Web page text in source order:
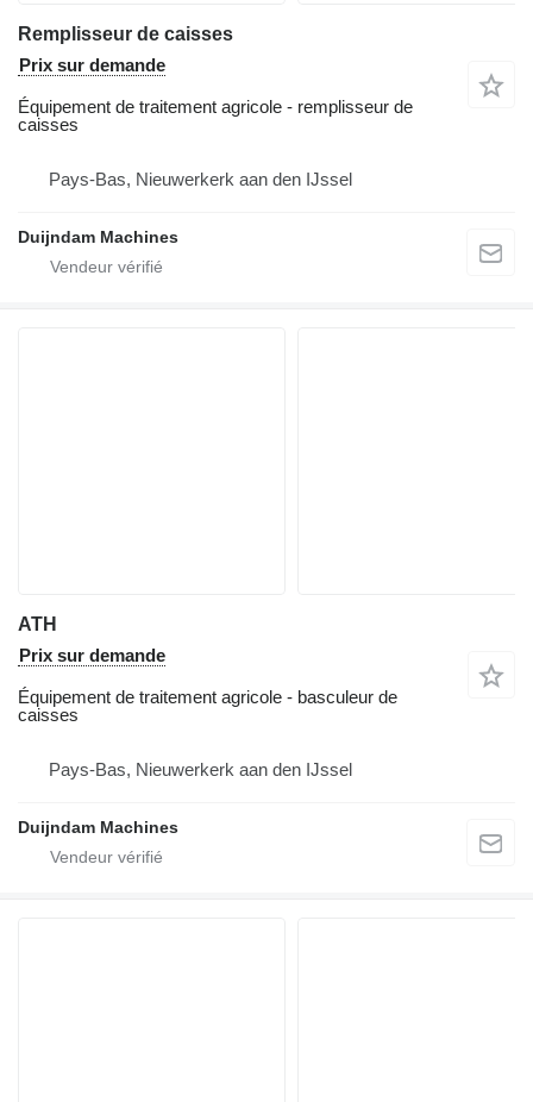
Remplisseur de caisses
Prix sur demande
Équipement de traitement agricole - remplisseur de
caisses
Pays-Bas, Nieuwerkerk aan den IJssel
Duijndam Machines
ATH
Prix sur demande
Équipement de traitement agricole - basculeur de
caisses
Pays-Bas, Nieuwerkerk aan den IJssel
Duijndam Machines